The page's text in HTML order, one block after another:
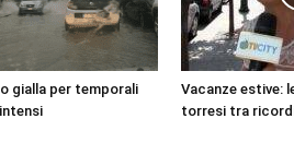
gialla per temporali
Vacanze estive:
torresi tra